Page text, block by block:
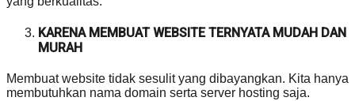
KARENA MEMBUAT WEBSITE TERNYATA MUDAH DAN
MURAH
Membuat website tidak sesulit yang dibayangkan. Kita hanya
membutuhkan nama domain serta server hosting saja.